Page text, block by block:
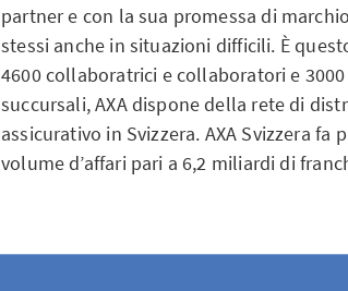
partner e con la sua promessa di
stessi anche in situazioni difficili. È
4600 collaboratrici e collaboratori e
succursali, AXA dispone della rete di
assicurativo in Svizzera. AXA Svizzera
volume d’affari pari a 6,2 miliardi di